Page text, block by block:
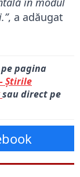
, a adăugat
pagina
Știrile
sau direct pe